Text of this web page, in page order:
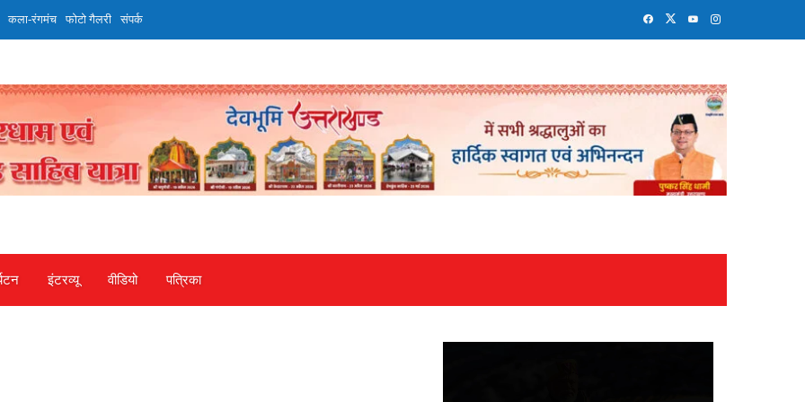
कला-रंगमंच फोटो गैलरी संपर्क
इंटरव्‍यू वीडियो पत्रिका